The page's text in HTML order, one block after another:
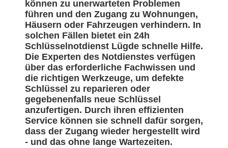
können zu unerwarteten Problemen
führen und den Zugang zu Wohnungen,
Häusern oder Fahrzeugen verhindern. In
solchen Fällen bietet ein 24h
Schlüsselnotdienst Lügde schnelle Hilfe.
Die Experten des Notdienstes verfügen
über das erforderliche Fachwissen und
die richtigen Werkzeuge, um defekte
Schlüssel zu reparieren oder
gegebenenfalls neue Schlüssel
anzufertigen. Durch ihren effizienten
Service können sie schnell dafür sorgen,
dass der Zugang wieder hergestellt wird
- und das ohne lange Wartezeiten.